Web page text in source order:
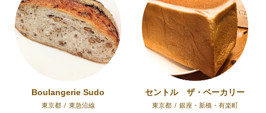
Boulangerie Sudo
東京都 / 東急沿線
セントル ザ・ベーカリー
東京都 / 銀座・新橋・有楽町